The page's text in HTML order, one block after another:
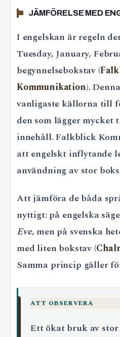
JÄMFÖRELSE MED
I engelskan är regeln
Tuesday, January,
begynnelsebokstav (
Kommunikation).
vanligaste källorna till
den som lägger mycket
innehåll. Falkblick
att engelskt inflytande
användning av stor
Att jämföra de båda
nyttigt: på engelska
Eve, men på svenska
med liten bokstav (
Samma princip gäller
ATT OBSERVERA
Ett ökat bruk av stor